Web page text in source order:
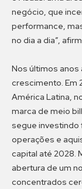
negócio, que
performance,
no dia a dia”,
Nos últimos anos
crescimento. Em
América Latina,
marca de meio
segue
operações e
capital até 2028.
abertura de um
concentrados